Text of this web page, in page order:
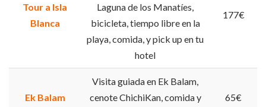
Tour a Isla
Blanca
Laguna de los Manatíes,
bicicleta, tiempo libre en la
playa, comida, y pick up en tu
hotel
177€
Ek Balam
Visita guiada en Ek Balam,
cenote ChichiKan, comida y
65€